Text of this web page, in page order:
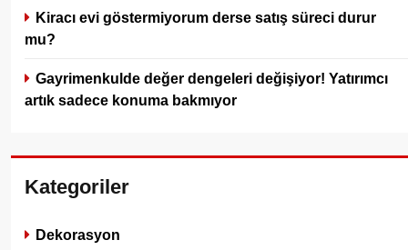
Kiracı evi göstermiyorum derse satış süreci durur
mu?
Gayrimenkulde değer dengeleri değişiyor! Yatırımcı
artık sadece konuma bakmıyor
Kategoriler
Dekorasyon